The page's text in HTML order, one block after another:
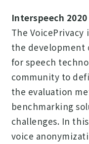
Interspeech 2020
The
the development
for speech
community to
the evaluation
benchmarking
challenges. In
voice